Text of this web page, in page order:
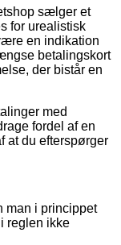
sælger et
for urealistisk
en indikation
betalingskort
der bistår en
med
fordel af en
at du efterspørger
man i princippet
reglen ikke